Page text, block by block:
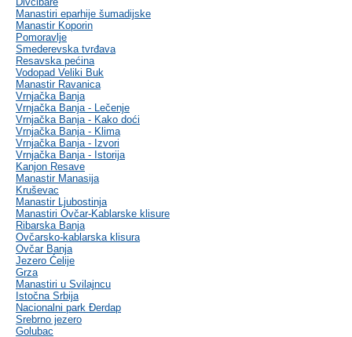
Manastiri eparhije šumadijske
Manastir Koporin
Pomoravlje
Smederevska tvrđava
Resavska pećina
Vodopad Veliki Buk
Manastir Ravanica
Vrnjačka Banja
Vrnjačka Banja - Lečenje
Vrnjačka Banja - Kako doći
Vrnjačka Banja - Klima
Vrnjačka Banja - Izvori
Vrnjačka Banja - Istorija
Kanjon Resave
Manastir Manasija
Kruševac
Manastir Ljubostinja
Manastiri Ovčar-Kablarske klisure
Ribarska Banja
Ovčarsko-kablarska klisura
Ovčar Banja
Jezero Ćelije
Grza
Manastiri u Svilajncu
Istočna Srbija
Nacionalni park Đerdap
Srebrno jezero
Golubac